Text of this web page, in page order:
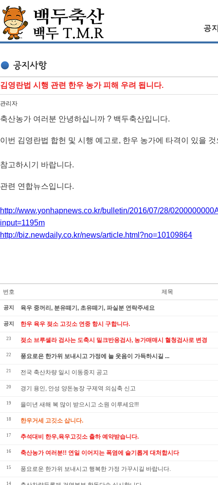
김영란법 시행 관련 한우 농가 피해 우려 됩니다.
관리자
축산농가 여러분 안녕하십니까 ? 백두축산입니다.
이번 김영란법 합헌 및 시행 예고로, 한우 농가에 타격이 있을
참고하시기 바랍니다.
관련 연합뉴스입니다.
http://www.yonhapnews.co.kr/bulletin/2016/07/28/
input=1195m
http://biz.newdaily.co.kr/news/article.html?no=10109864
번호 제목
공지 육우 중꺼리, 분유떼기, 초유떼기, 파실분 연락주세요
공지 한우 육우 젖소 고깃소 연중 항시 구합니다.
23 젖소 브루셀라 검사는 도축시 밀크반응검사, 농가매매시 혈청검사로 변경
22 풍요로은 한가위 보내시고 가정에 늘 웃음이 가득하시길 ...
21 전국 축산차량 일시 이동중지 공고
20 경기 용인, 안성 양돈농장 구제역 의심축 신고
19 을미년 새해 복 많이 받으시고 소원 이루세요!!!
18 한우거세 고깃소 삽니다.
17 추석대비 한우,육우고깃소 출하 예약받습니다.
16 축산농가 여러분!! 연일 이어지는 폭염에 슬기롭게 대처합시다
15 풍요로운 한가위 보내시고 행복한 가정 가꾸시길 바랍니다.
14